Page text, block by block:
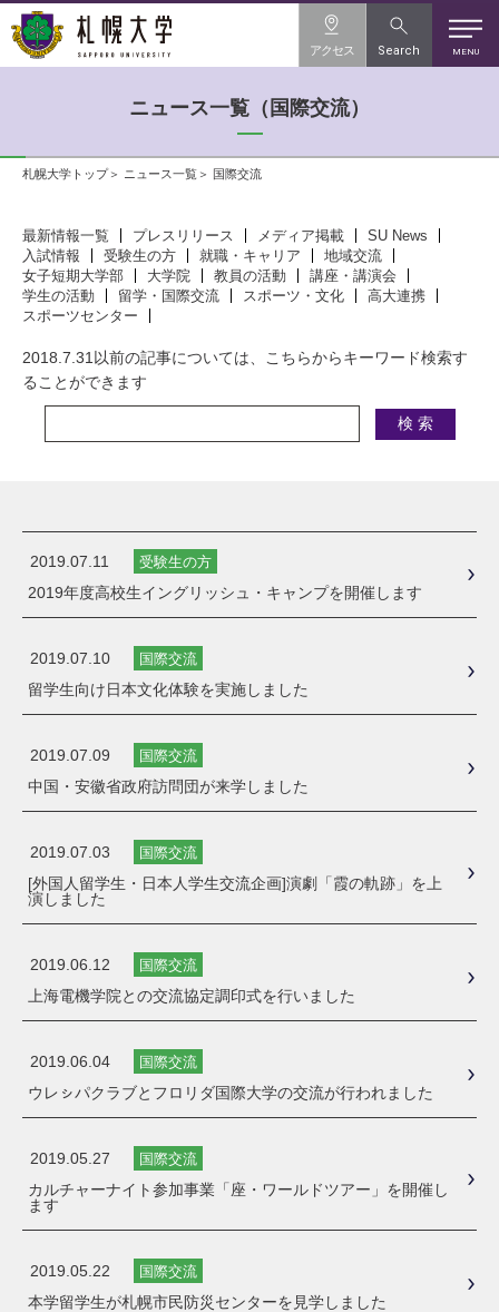
MENU
アクセス Search
ニュース一覧（国際交流）
札幌大学トップ ニュース一覧 国際交流
最新情報一覧 プレスリリース メディア掲載
SU News
入試情報
受験生の方 就職・キャリア
地域交流
女子短期大学部
大学院 教員の活動
講座・講演会
学生の活動
留学・国際交流 スポーツ・文化
高大連携
スポーツセンター
2018.7.31以前の記事については、こちらからキーワード検索す
ることができます
2019.07.11 受験生の方
2019年度高校生イングリッシュ・キャンプを開催します
2019.07.10 国際交流
留学生向け日本文化体験を実施しました
2019.07.09 国際交流
中国・安徽省政府訪問団が来学しました
2019.07.03 国際交流
[外国人留学生・日本人学生交流企画]演劇「霞の軌跡」を上
演しました
2019.06.12 国際交流
上海電機学院との交流協定調印式を行いました
2019.06.04 国際交流
ウレㇱパクラブとフロリダ国際大学の交流が行われました
2019.05.27 国際交流
カルチャーナイト参加事業「座・ワールドツアー」を開催し
ます
2019.05.22 国際交流
本学留学生が札幌市民防災センターを見学しました